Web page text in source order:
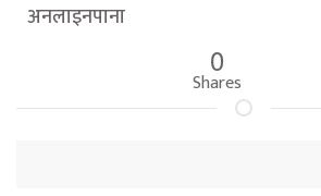
अनलाइनपाना
0
Shares